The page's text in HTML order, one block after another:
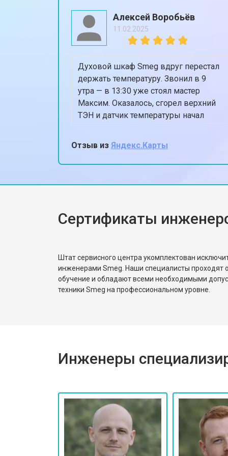
Ремонт или замена системы
Ремонт или замена пружины
Замена платы сенсорного
Замена водоприёмника
Замена панели управления
Замена блока управления
Ремонт/замена датчика
Ремонт электропроводки
Замена шнура питания
Корпусный ремонт (замена
Алексей Воробьёв
11.02.2025
Духовой шкаф Smeg вдруг перестал
держать температуру. Звонил в 9
утра — в 13:30 уже стоял мастер
Максим. Оказалось, сгорел верхний
ТЭН и датчик температуры начал
глючить. Поменяли всё
оригинальным, духовка теперь греет
ровно 180, когда ставлю 180.
Спасибо, жена снова готовит пироги!
Отзыв из Яндекс.Карты
Сертификаты
Штат сервисного центра укомплектован
инженерами Smeg. Наши специалисты проходят
обучение и обладают всеми необходимыми
техники Smeg на профессиональном уровне.
Инженеры